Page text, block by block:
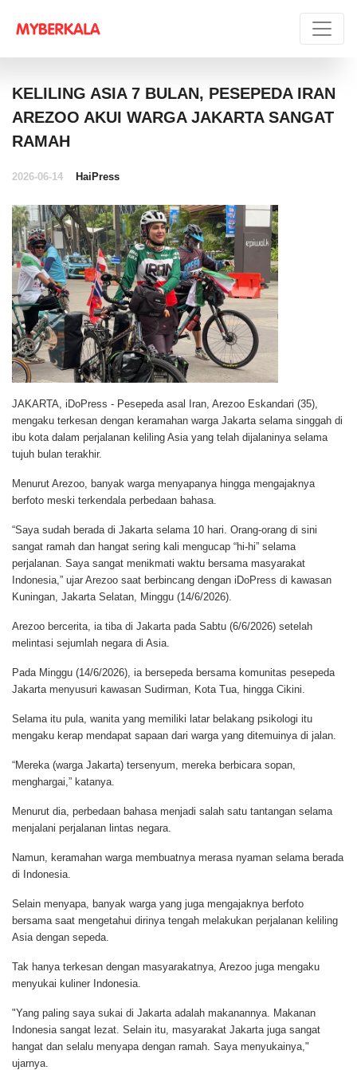
KELILING ASIA 7 BULAN, PESEPEDA IRAN
AREZOO AKUI WARGA JAKARTA SANGAT
RAMAH
2026-06-14 HaiPress
JAKARTA, iDoPress - Pesepeda asal Iran, Arezoo Eskandari (35),
mengaku terkesan dengan keramahan warga Jakarta selama singgah di
ibu kota dalam perjalanan keliling Asia yang telah dijalaninya selama
tujuh bulan terakhir.
Menurut Arezoo, banyak warga menyapanya hingga mengajaknya
berfoto meski terkendala perbedaan bahasa.
“Saya sudah berada di Jakarta selama 10 hari. Orang-orang di sini
sangat ramah dan hangat sering kali mengucap “hi-hi” selama
perjalanan. Saya sangat menikmati waktu bersama masyarakat
Indonesia,” ujar Arezoo saat berbincang dengan iDoPress di kawasan
Kuningan, Jakarta Selatan, Minggu (14/6/2026).
Arezoo bercerita, ia tiba di Jakarta pada Sabtu (6/6/2026) setelah
melintasi sejumlah negara di Asia.
Pada Minggu (14/6/2026), ia bersepeda bersama komunitas pesepeda
Jakarta menyusuri kawasan Sudirman, Kota Tua, hingga Cikini.
Selama itu pula, wanita yang memiliki latar belakang psikologi itu
mengaku kerap mendapat sapaan dari warga yang ditemuinya di jalan.
“Mereka (warga Jakarta) tersenyum, mereka berbicara sopan,
menghargai,” katanya.
Menurut dia, perbedaan bahasa menjadi salah satu tantangan selama
menjalani perjalanan lintas negara.
Namun, keramahan warga membuatnya merasa nyaman selama berada
di Indonesia.
Selain menyapa, banyak warga yang juga mengajaknya berfoto
bersama saat mengetahui dirinya tengah melakukan perjalanan keliling
Asia dengan sepeda.
Tak hanya terkesan dengan masyarakatnya, Arezoo juga mengaku
menyukai kuliner Indonesia.
"Yang paling saya sukai di Jakarta adalah makanannya. Makanan
Indonesia sangat lezat. Selain itu, masyarakat Jakarta juga sangat
hangat dan selalu menyapa dengan ramah. Saya menyukainya,"
ujarnya.